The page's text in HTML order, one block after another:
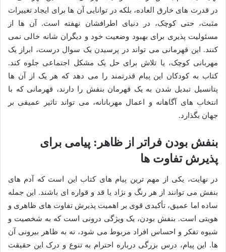
در قدرت های خارق العاده، بلکه در توانایی آن ها برای ایجاد تغییرات
مثبت، حتی کوچک، در دنیای اطرافشان نهفته است. آن ها از
مسئولیت پذیری برای بهبود وضعیت خود و دیگران شانه خالی نمی
کنند. این قهرمانی می تواند در پرسیدن یک سوال درست، ابراز یک
مهربانی کوچک، یا تلاش برای حل یک مشکل اجتماعی جلوه کند.
کتاب به کودکان این پیام قدرتمند را می دهد که هر یک از آن ها
پتانسیل تبدیل شدن به یک قهرمان بنفش را دارند، قهرمانی که با
انتخاب های آگاهانه و اعمال مهربانانه، می تواند تاثیر عمیقی بر
جهان بگذارد.
بنفش بودن فراتر از ظاهر: پیامی برای
پذیرش تفاوت ها
در نهایت، یکی از مهم ترین پیام های کتاب این است که آدم های
بنفش می توانند از هر رنگ و نژاد یا قد و قواره ای باشند. این جمله
ساده اما عمیق، تأکیدی قوی بر اهمیت پذیرش تفاوت های ظاهری و
هویتی است. بنفش بودن، یک ویژگی درونی است که به شخصیت و
شیوه تفکر و احساس افراد مربوط می شود، نه به ظاهر بیرونی آن
ها. این پیام، درس بزرگی درباره احترام به تنوع و درک این حقیقت